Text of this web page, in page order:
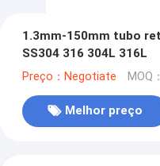
1.3mm-150mm tubo
SS304 316 304L 316L
Preço：Negotiate MOQ
Melhor preço